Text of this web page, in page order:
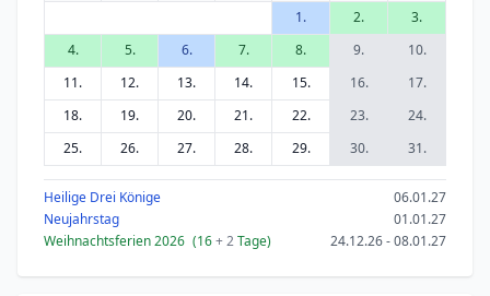
1.
2.
3.
4.
5. 6. 7. 8. 9.
10.
11.
12. 13. 14. 15. 16.
17.
18.
19. 20. 21. 22. 23.
24.
25.
26. 27. 28. 29. 30. 31.
Heilige Drei Könige
06.01.27
Neujahrstag
01.01.27
Weihnachtsferien 2026 (16+ 2Tage) 24.12.26 - 08.01.27